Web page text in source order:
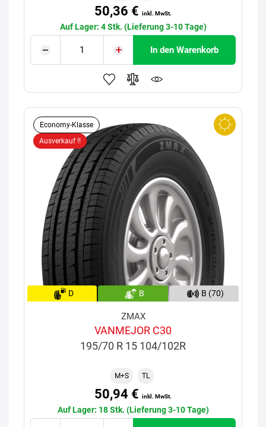
50,36 € inkl. MwSt.
Auf Lager: 4 Stk. (Lieferung 3-10 Tage)
In den Warenkorb
Economy-Klasse
Ausverkauf !!
D B B (70)
ZMAX
VANMEJOR C30
195/70 R 15 104/102R
M+S TL
50,94 € inkl. MwSt.
Auf Lager: 18 Stk. (Lieferung 3-10 Tage)